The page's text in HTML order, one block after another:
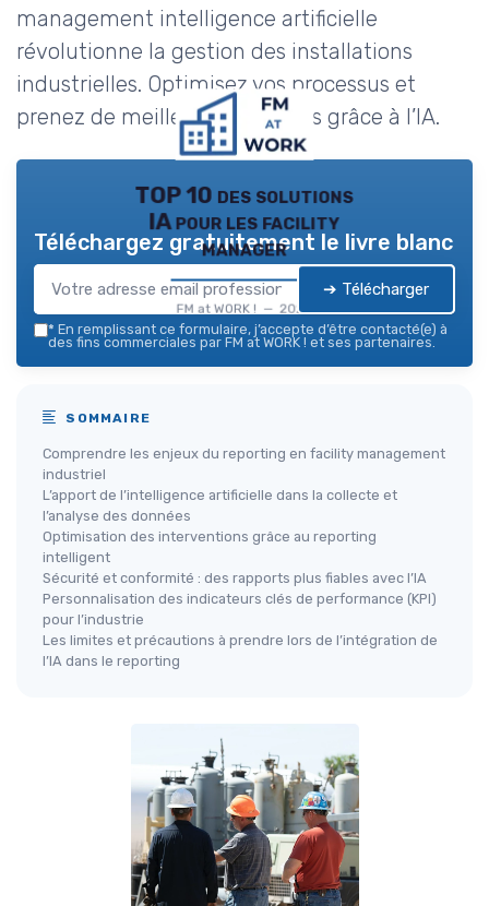
management intelligence artificielle
révolutionne la gestion des installations
industrielles. Optimisez vos processus et
prenez de meilleures décisions grâce à l’IA.
TOP 10 des solutions
IA pour les facility
manager
FM at WORK ! — 2026
Téléchargez gratuitement le livre blanc
➔ Télécharger
* En remplissant ce formulaire, j’accepte d’être contacté(e) à
des fins commerciales par FM at WORK ! et ses partenaires.
SOMMAIRE
Comprendre les enjeux du reporting en facility management
industriel
L’apport de l’intelligence artificielle dans la collecte et
l’analyse des données
Optimisation des interventions grâce au reporting
intelligent
Sécurité et conformité : des rapports plus fiables avec l’IA
Personnalisation des indicateurs clés de performance (KPI)
pour l’industrie
Les limites et précautions à prendre lors de l’intégration de
l’IA dans le reporting